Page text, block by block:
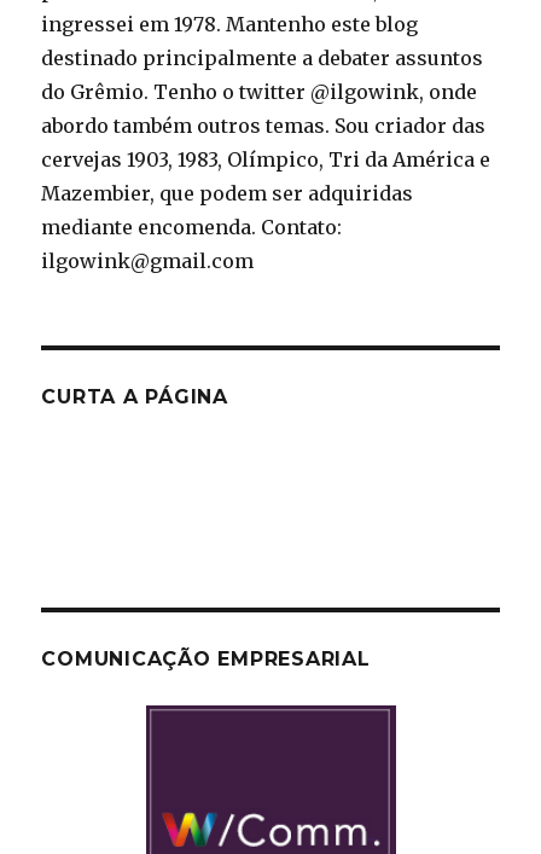
ingressei em 1978. Mantenho este blog
destinado principalmente a debater assuntos
do Grêmio. Tenho o twitter @ilgowink, onde
abordo também outros temas. Sou criador das
cervejas 1903, 1983, Olímpico, Tri da América e
Mazembier, que podem ser adquiridas
mediante encomenda. Contato:
ilgowink@gmail.com
CURTA A PÁGINA
COMUNICAÇÃO EMPRESARIAL